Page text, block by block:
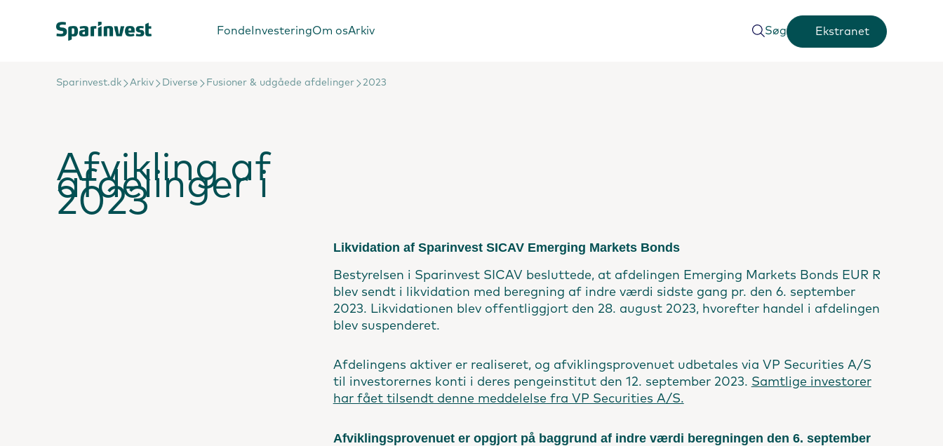
Fonde InvesteringOm osArkiv Søg Ekstranet
Sparinvest.dk Arkiv Diverse Fusioner & udgåede afdelinger 2023
Afvikling af
afdelinger i
2023
Likvidation af Sparinvest SICAV Emerging Markets Bonds
Bestyrelsen i Sparinvest SICAV besluttede, at afdelingen Emerging Markets Bonds EUR R
blev sendt i likvidation med beregning af indre værdi sidste gang pr. den 6. september
2023. Likvidationen blev offentliggjort den 28. august 2023, hvorefter handel i afdelingen
blev suspenderet.
Afdelingens aktiver er realiseret, og afviklingsprovenuet udbetales via VP Securities A/S
til investorernes konti i deres pengeinstitut den 12. september 2023. Samtlige investorer
har fået tilsendt denne meddelelse fra VP Securities A/S.
Afviklingsprovenuet er opgjort på baggrund af indre værdi beregningen den 6. september